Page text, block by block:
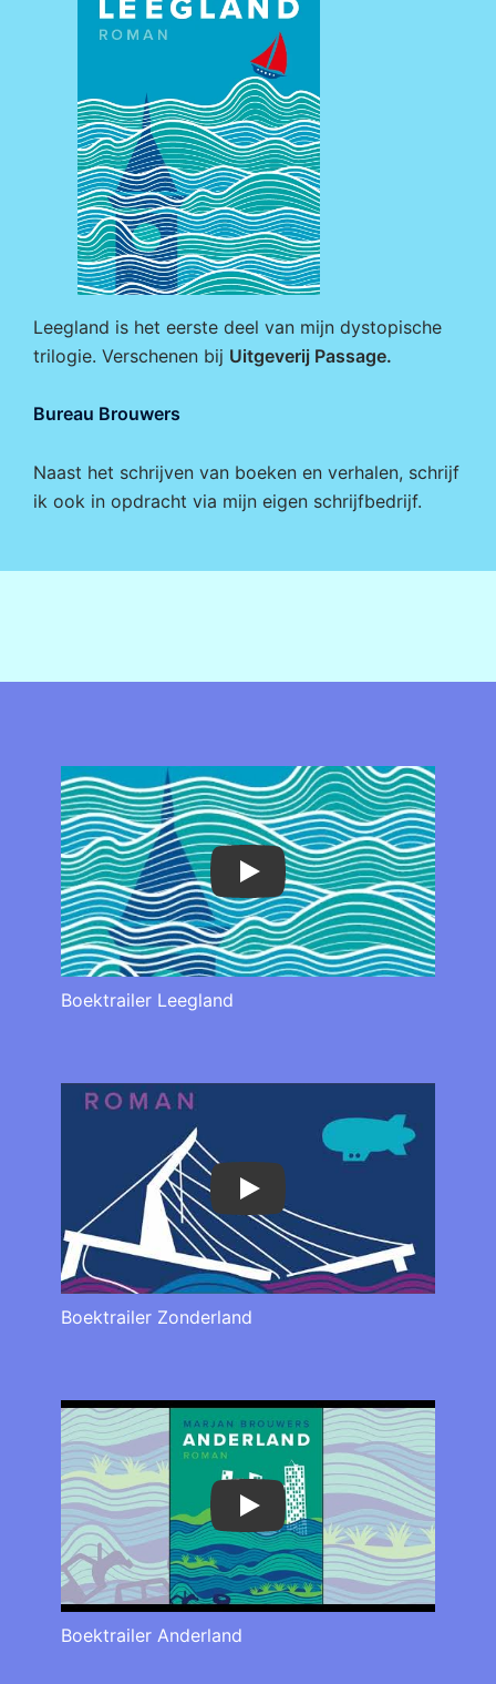
Leegland is het eerste deel van mijn dystopische
trilogie. Verschenen bij Uitgeverij Passage.
Bureau Brouwers
Naast het schrijven van boeken en verhalen, schrijf
ik ook in opdracht via mijn eigen schrijfbedrijf.
Play
Boektrailer Leegland
Play
Boektrailer Zonderland
Play
Boektrailer Anderland